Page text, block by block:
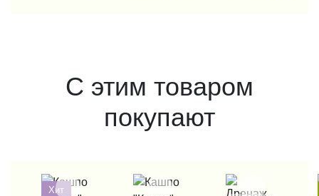
С этим товаром
покупают
Хит